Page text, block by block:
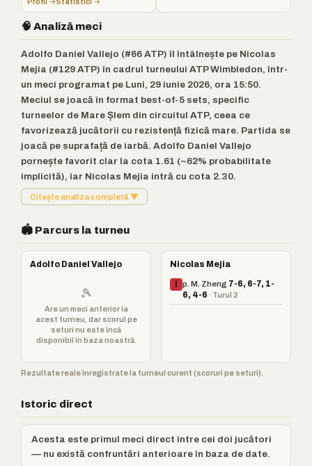
🧠 Analiză meci
Adolfo Daniel Vallejo (#66 ATP) îl întâlnește pe Nicolas
Mejia (#129 ATP) în cadrul turneului ATP Wimbledon, într-
un meci programat pe Luni, 29 iunie 2026, ora 15:50.
Meciul se joacă în format best-of-5 sets, specific
turneelor de Mare Șlem din circuitul ATP, ceea ce
favorizează jucătorii cu rezistență fizică mare. Partida se
joacă pe suprafață de iarbă. Adolfo Daniel Vallejo
pornește favorit clar la cota 1.61 (~62% probabilitate
implicită), iar Nicolas Mejia intră cu cota 2.30.
Citește analiza completă ▼
🏟️ Parcurs la turneu
Adolfo Daniel Vallejo
🎾
Are un meci anterior la
acest turneu, dar scorul pe
seturi nu este încă
disponibil în baza noastră.
Nicolas Mejia
Î p. M. Zheng 7-6, 6-7, 1-
6, 4-6 · Turul 2
Rezultate reale înregistrate la turneul curent (scoruri pe seturi).
Istoric direct
Acesta este primul meci direct între cei doi jucători
— nu există confruntări anterioare în baza de date.